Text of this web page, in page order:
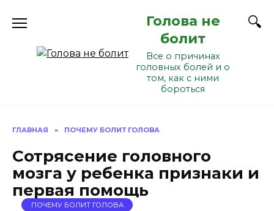
Голова не
болит
Все о причинах
головных болей и о
том, как с ними
бороться
ГЛАВНАЯ » ПОЧЕМУ БОЛИТ ГОЛОВА
Сотрясение головного
мозга у ребенка признаки и
первая помощь
ПОЧЕМУ БОЛИТ ГОЛОВА